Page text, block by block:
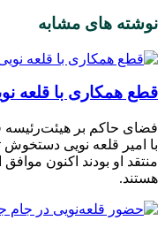
نوشته های مشابه
قطع همکاری با قلعه
فضای حاکم بر هیئت‌رئیسه
با امیر قلعه‌ نویی
منتقد او بودند اکنون
هستند.